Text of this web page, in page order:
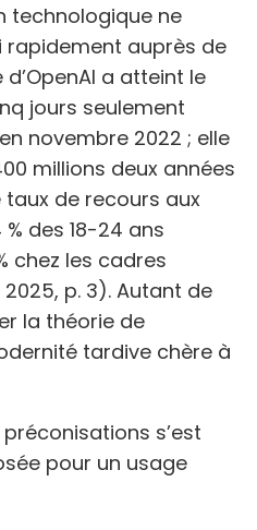
technologique ne
rapidement auprès de
a atteint le
jours seulement
novembre 2022 ; elle
millions deux années
taux de recours aux
des 18-24 ans
chez les cadres
2025, p. 3). Autant de
la théorie de
tardive chère à
s’est
pour un usage